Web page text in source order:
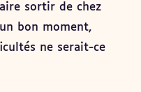
sortir de chez
bon moment,
ne serait-ce